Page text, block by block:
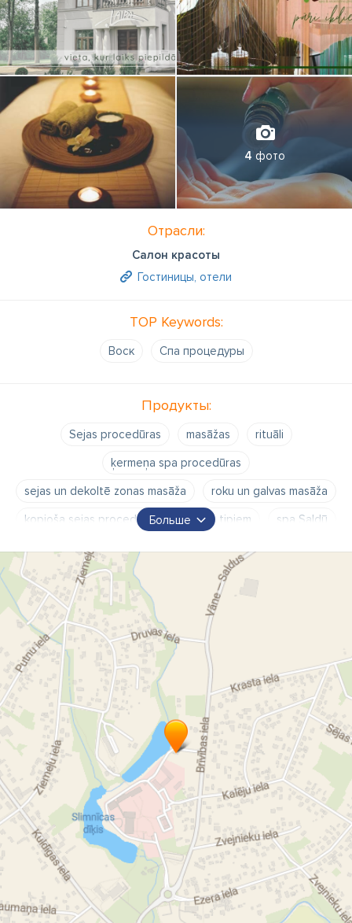
4 фото
Отрасли:
Салон красоты
Гостиницы, отели
TOP Keywords:
Воск Cпа процедуры
Продукты:
Sejas procedūras masāžas
rituāli
ķermeņa spa procedūras
sejas un dekoltē zonas masāža
roku un galvas masāža
kopjoša sejas procedūra visiem ādas tipiem
spa Saldū
relaksējošā masāža visam ķermenim
aromamasāža
aromātiskā masāža
limfodrenāža
Indiešu masāža Champi
karsto akmeņu masāža
banku masāža
medus masāža
Taizemes pēdu masāža
procedūras ar tvaika pirti un ietīšanu
Sejas procedūras Saldū
vaksācija
rituālu procedūras
spa procedūras
Больше